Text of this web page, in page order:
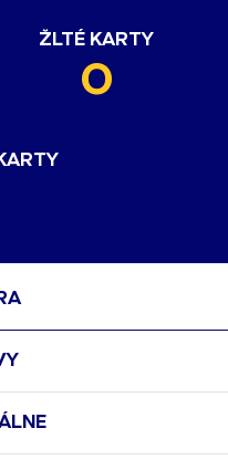
ŽLTÉ KARTY
0